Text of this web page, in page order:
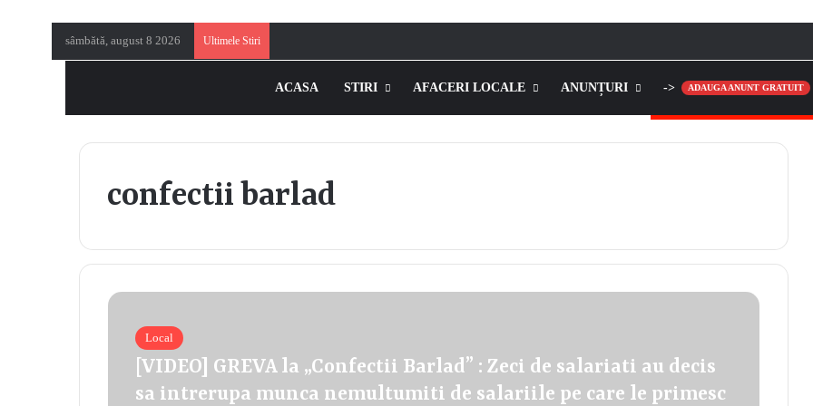
sâmbătă, august 8 2026 Ultimele Stiri
ACASA STIRI AFACERI LOCALE ANUNȚURI -> ADAUGA ANUNT GRATUIT
confectii barlad
Local
[VIDEO] GREVA la „Confectii Barlad” : Zeci de salariati au decis
sa intrerupa munca nemultumiti de salariile pe care le primesc